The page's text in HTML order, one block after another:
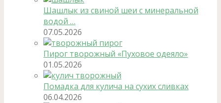
Шашлык из свиной шеи с минеральной
водой …
07.05.2026
Пирог творожный «Пуховое одеяло»
01.05.2026
Помадка для кулича на сухих сливках
06.04.2026